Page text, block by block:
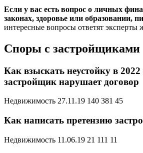
Если у вас есть вопрос о личных
законах, здоровье или образовании,
интересные вопросы ответят эксперты
Споры с застройщиками
Как взыскать неустойку в 2022
застройщик нарушает договор
Недвижимость 27.11.19 140 381 45
Как написать претензию
Недвижимость 11.06.19 21 111 11